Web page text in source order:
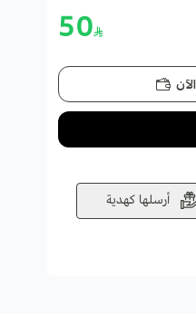
50
أرسلها كهدية